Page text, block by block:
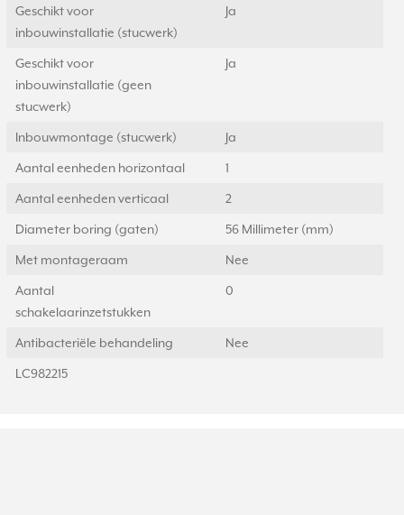
Geschikt voor
inbouwinstallatie (stucwerk)
Ja
Geschikt voor
inbouwinstallatie (geen
stucwerk)
Ja
Inbouwmontage (stucwerk) Ja
Aantal eenheden horizontaal 1
Aantal eenheden verticaal 2
Diameter boring (gaten) 56 Millimeter (mm)
Met montageraam Nee
Aantal
schakelaarinzetstukken
0
Antibacteriële behandeling Nee
LC982215